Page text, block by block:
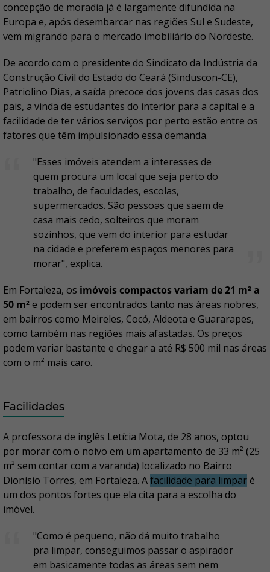
concepção de moradia já é largamente difundida na
Europa e, após desembarcar nas regiões Sul e Sudeste,
vem migrando para o mercado imobiliário do Nordeste.
De acordo com o presidente do Sindicato da Indústria da
Construção Civil do Estado do Ceará (Sinduscon-CE),
Patriolino Dias, a saída precoce dos jovens das casas dos
pais, a vinda de estudantes do interior para a capital e a
facilidade de ter vários serviços por perto estão entre os
fatores que têm impulsionado essa demanda.
"Esses imóveis atendem a interesses de
quem procura um local que seja perto do
trabalho, de faculdades, escolas,
supermercados. São pessoas que saem de
casa mais cedo, solteiros que moram
sozinhos, que vem do interior para estudar
na cidade e preferem espaços menores para
morar", explica.
Em Fortaleza, os imóveis compactos variam de 21 m² a
50 m²e podem ser encontrados tanto nas áreas nobres,
em bairros como Meireles, Cocó, Aldeota e Guararapes,
como também nas regiões mais afastadas. Os preços
podem variar bastante e chegar a até R$ 500 mil nas áreas
com o m² mais caro.
Facilidades
A professora de inglês Letícia Mota, de 28 anos, optou
por morar com o noivo em um apartamento de 33 m² (25
m² sem contar com a varanda) localizado no Bairro
Dionísio Torres, em Fortaleza. Afacilidade para limparé
um dos pontos fortes que ela cita para a escolha do
imóvel.
"Como é pequeno, não dá muito trabalho
pra limpar, conseguimos passar o aspirador
em basicamente todas as áreas sem nem